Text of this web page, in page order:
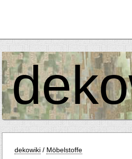
dekowiki / Möbelstoffe